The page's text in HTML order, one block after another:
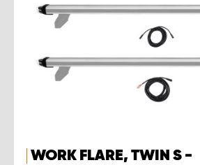
WORK FLARE, TWIN S -